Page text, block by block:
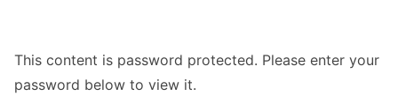
This content is password protected. Please enter your
password below to view it.